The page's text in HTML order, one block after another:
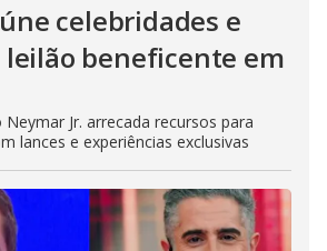
celebridades e
beneficente em
Jr. arrecada recursos para
lances e experiências exclusivas